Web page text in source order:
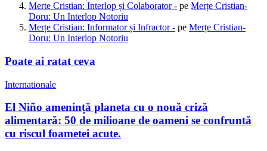
Merte Cristian: Interlop și Colaborator - pe Merțe Cristian-
Doru: Un Interlop Notoriu
Merțe Cristian: Informator și Infractor - pe Merțe Cristian-
Doru: Un Interlop Notoriu
Poate ai ratat ceva
Internationale
El Niño amenință planeta cu o nouă criză
alimentară: 50 de milioane de oameni se confruntă
cu riscul foametei acute.